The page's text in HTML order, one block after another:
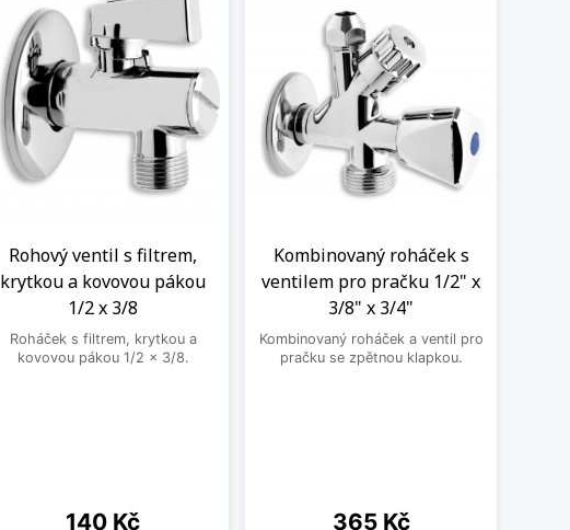
Rohový ventil s filtrem,
krytkou a kovovou pákou
1/2 x 3/8
Roháček s filtrem, krytkou a
kovovou pákou 1/2 x 3/8.
Cena
140 Kč
Kombinovaný roháček s
ventilem pro pračku 1/2" x
3/8" x 3/4"
Kombinovaný roháček a ventil pro
pračku se zpětnou klapkou.
Cena
365 Kč